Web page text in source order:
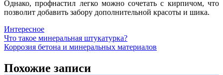
Однако, профнастил легко можно сочетать с кирпичом, что
позволит добавить забору дополнительной красоты и шика.
Интересное
Навигация
по
записям
Что такое минеральная штукатурка?
Коррозия бетона и минеральных материалов
Похожие записи